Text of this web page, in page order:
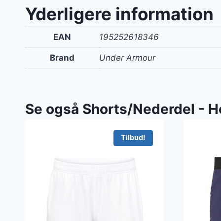
Yderligere information
EAN 195252618346
Brand Under Armour
Se også Shorts/Nederdel -
Tilbud!